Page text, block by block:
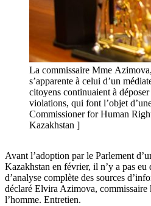
La commissaire Mme
s’apparente à celui d’un
citoyens continuaient à
violations, qui font l’objet
Commissioner for Human
Kazakhstan ]
Avant l’adoption par le Parlement
Kazakhstan en février, il n’y a pas
d’analyse complète des sources
déclaré Elvira Azimova, commissaire
l’homme. Entretien.